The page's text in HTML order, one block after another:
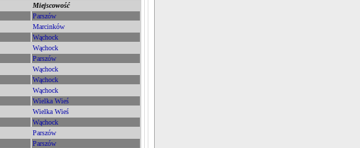
Miejscowość
Parszów
Marcinków
Wąchock
Wąchock
Parszów
Wąchock
Wąchock
Wąchock
Wielka Wieś
Wielka Wieś
Wąchock
Parszów
Parszów